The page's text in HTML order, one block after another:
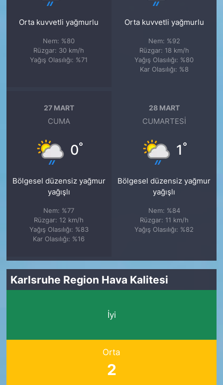
Orta kuvvetli yağmurlu
Nem: %80
Rüzgar: 30 km/h
Yağış Olasılığı: %71
Orta kuvvetli yağmurlu
Nem: %92
Rüzgar: 18 km/h
Yağış Olasılığı: %80
Kar Olasılığı: %8
27 MART
CUMA
0°
Bölgesel düzensiz yağmur
yağışlı
Nem: %77
Rüzgar: 12 km/h
Yağış Olasılığı: %83
Kar Olasılığı: %16
28 MART
CUMARTESI
1°
Bölgesel düzensiz yağmur
yağışlı
Nem: %84
Rüzgar: 11 km/h
Yağış Olasılığı: %82
Karlsruhe Region Hava Kalitesi
İyi
Orta
2